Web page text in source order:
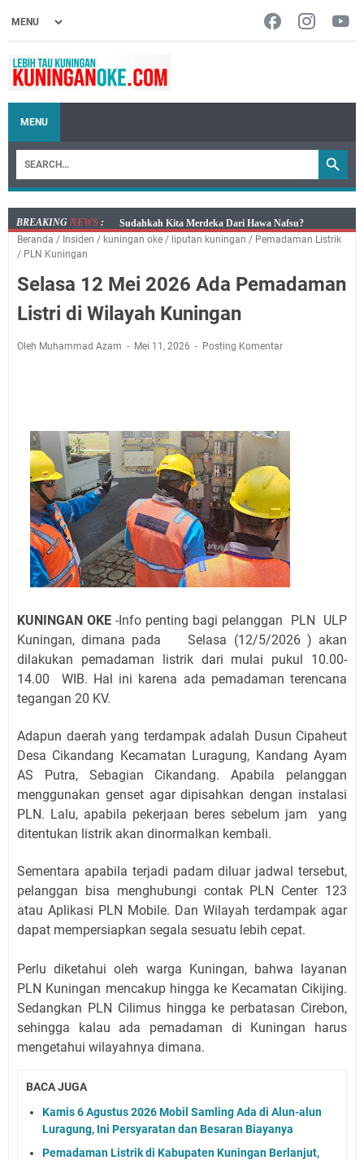
MENU
BREAKING NEWS :
Info Sembako di Pasar Kepuh Kuningan Kamis 6
Agustus 2026, Daging Naik, Telur Turun
2026 Ada Tiga Acara
Kamis 6 Agustus 2026 Mobil Samling Ada di Alun-alun
Luragung, Ini Persyaratan dan Besaran Biayanya
Layanan Mobil Samsat Keliling Kuningan Kamis 6
Pembersih Dosa Kita, Ini Jadwal Salat Wilayah
Kuningan Kamis 6 Agustus 2026
Agenda Kegiatan Bupati, Wabup dan Sekda Kuningan
Rabu 5 Agustus 2026 Masing-masing Dua Acara
Ini Lokasi Samling Kuningan Rabu 5 Agustus 2026
Uniku Jadi Tuan Rumah Pendampingan Penyusunan
Dokumen SPMI
Sudahkah Kita Merdeka Dari Hawa Nafsu?
Beranda / Insiden / kuningan oke / liputan kuningan / Pemadaman Listrik
/ PLN Kuningan
Selasa 12 Mei 2026 Ada Pemadaman
Listri di Wilayah Kuningan
Oleh Muhammad Azam Mei 11, 2026 Posting Komentar
KUNINGAN OKE -Info penting bagi pelanggan PLN ULP
Kuningan, dimana pada Selasa (12/5/2026 ) akan
dilakukan pemadaman listrik dari mulai pukul 10.00-
14.00 WIB. Hal ini karena ada pemadaman terencana
tegangan 20 KV.
Adapun daerah yang terdampak adalah Dusun Cipaheut
Desa Cikandang Kecamatan Luragung, Kandang Ayam
AS Putra, Sebagian Cikandang. Apabila pelanggan
menggunakan genset agar dipisahkan dengan instalasi
PLN. Lalu, apabila pekerjaan beres sebelum jam yang
ditentukan listrik akan dinormalkan kembali.
Sementara apabila terjadi padam diluar jadwal tersebut,
pelanggan bisa menghubungi contak PLN Center 123
atau Aplikasi PLN Mobile. Dan Wilayah terdampak agar
dapat mempersiapkan segala sesuatu lebih cepat.
Perlu diketahui oleh warga Kuningan, bahwa layanan
PLN Kuningan mencakup hingga ke Kecamatan Cikijing.
Sedangkan PLN Cilimus hingga ke perbatasan Cirebon,
sehingga kalau ada pemadaman di Kuningan harus
mengetahui wilayahnya dimana.
BACA JUGA
Kamis 6 Agustus 2026 Mobil Samling Ada di Alun-alun
Luragung, Ini Persyaratan dan Besaran Biayanya
Pemadaman Listrik di Kabupaten Kuningan Berlanjut,